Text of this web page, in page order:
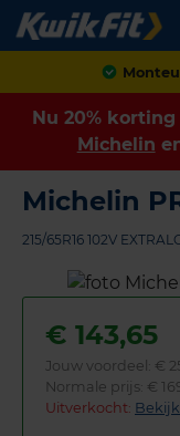
Nu 20% korting
Michelin
Michelin
215/65R16 102V
€ 143,65
Jouw voordeel: €
Normale prijs: €
Uitverkocht: